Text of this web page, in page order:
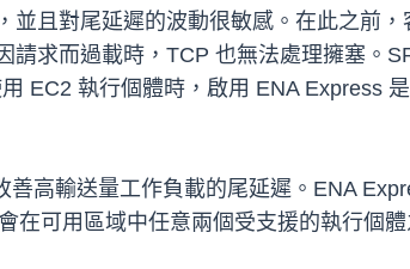
且對尾延遲的波動很敏感。在此之前
求而過載時，TCP 也無法處理擁塞。
EC2 執行個體時，啟用 ENA Express
高輸送量工作負載的尾延遲。ENA
在可用區域中任意兩個受支援的執行個體